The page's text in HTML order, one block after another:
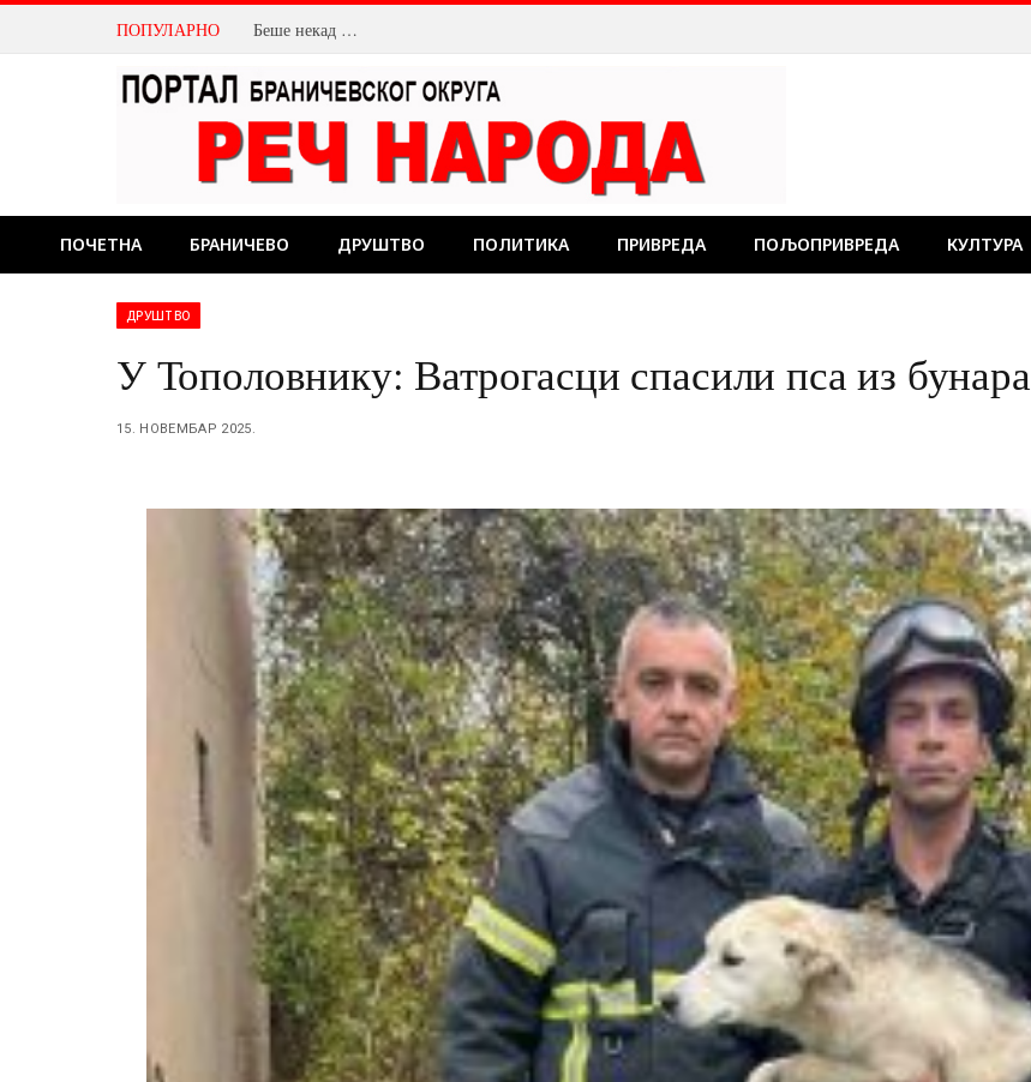
ПОПУЛАРНО Беше некад …
ПОЧЕТНА БРАНИЧЕВО ДРУШТВО ПОЛИТИКА ПРИВРЕДА ПОЉОПРИВРЕДА КУЛТУРА
ДРУШТВО
У Тополовнику: Ватрогасци спасили пса из бунара
15. НОВЕМБАР 2025.